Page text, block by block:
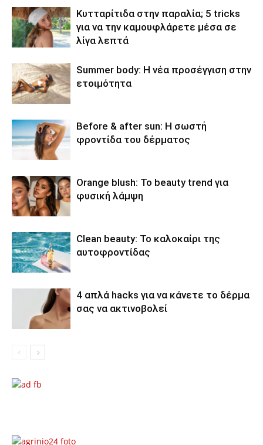
Κυτταρίτιδα στην παραλία; 5 tricks
για να την καμουφλάρετε μέσα σε
λίγα λεπτά
Summer body: Η νέα προσέγγιση στην
ετοιμότητα
Before & after sun: Η σωστή
φροντίδα του δέρματος
Orange blush: Το beauty trend για
φυσική λάμψη
Clean beauty: Το καλοκαίρι της
αυτοφροντίδας
4 απλά hacks για να κάνετε το δέρμα
σας να ακτινοβολεί